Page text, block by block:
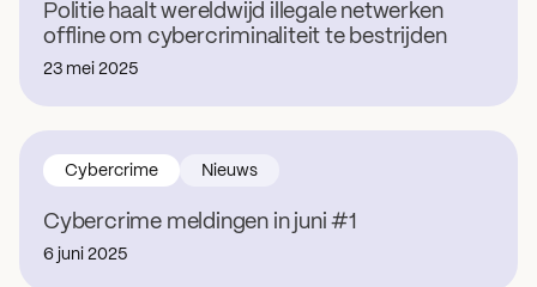
Politie haalt wereldwijd illegale netwerken
offline om cybercriminaliteit te bestrijden
23 mei 2025
Cybercrime meldingen in juni #1
Cybercrime Nieuws
6 juni 2025